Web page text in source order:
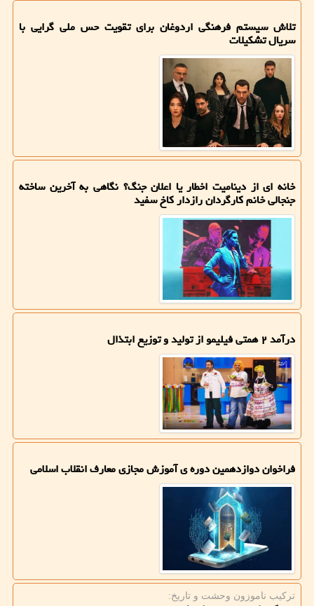
تلاش سیستم فرهنگی اردوغان برای تقویت حس ملی گرایی با
سریال تشکیلات
خانه ای از دینامیت اخطار یا اعلان جنگ؟ نگاهی به آخرین ساخته
جنجالی خانم کارگردان رازدار کاخ سفید
درآمد ۲ همتی فیلیمو از تولید و توزیع ابتذال
فراخوان دوازدهمین دوره ی آموزش مجازی معارف انقلاب اسلامی
ترکیب ناموزون وحشت و تاریخ: